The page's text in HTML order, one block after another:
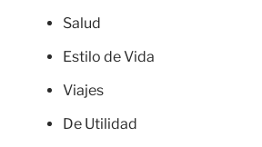
Salud
Estilo de Vida
Viajes
De Utilidad